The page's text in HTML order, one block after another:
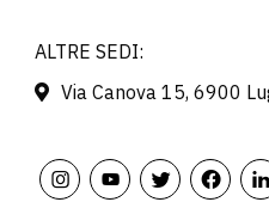
ALTRE SEDI:
Via Canova 15, 6900